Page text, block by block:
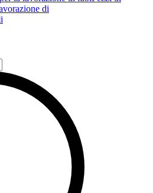
di